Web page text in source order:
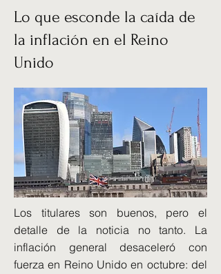
Lo que esconde la caída de
la inflación en el Reino
Unido
Los titulares son buenos, pero el
detalle de la noticia no tanto. La
inflación general desaceleró con
fuerza en Reino Unido en octubre: del